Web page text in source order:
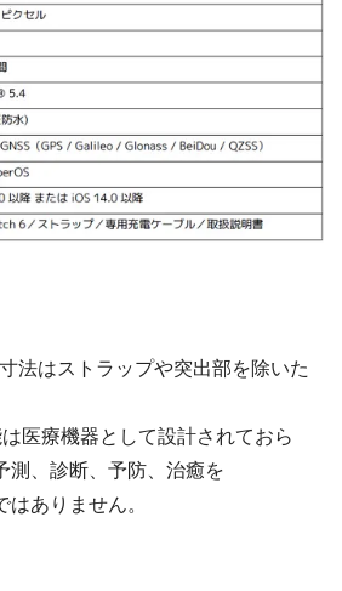
法はストラップや突出部を除いた
医療機器として設計されておら
測、診断、予防、治癒を
ありません。